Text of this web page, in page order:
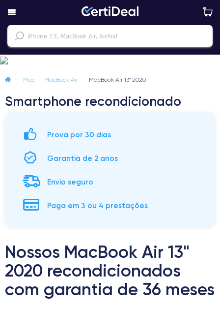
— Mac — MacBook Air — MacBook Air 13" 2020
Smartphone recondicionado
Prova por 30 dias
Garantia de 2 anos
Envio seguro
Paga em 3 ou 4 prestações
Nossos MacBook Air 13"
2020 recondicionados
com garantia de 36 meses